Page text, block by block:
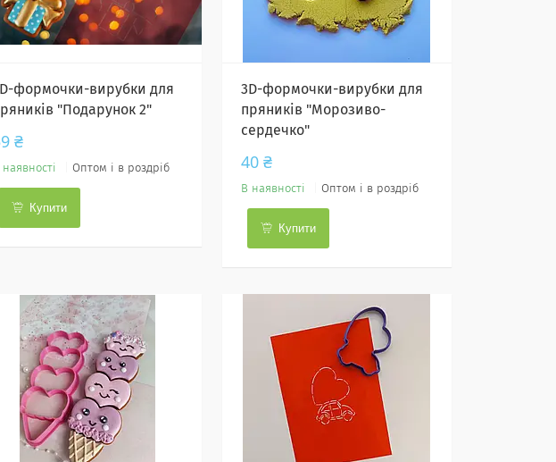
формочки-вирубки для
"Подарунок 2"
₴
наявності Оптом і в роздріб
Купити
3D-формочки-вирубки для
пряників "Морозиво-
сердечко"
40 ₴
В наявності Оптом і в роздріб
Купити